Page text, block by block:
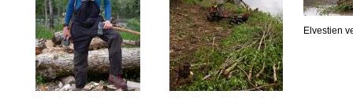
Elvestien